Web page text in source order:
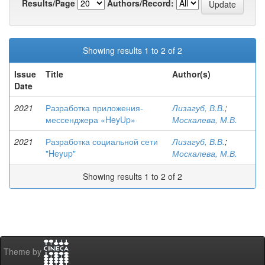
Results/Page
Authors/Record:
Showing results 1 to 2 of 2
Issue
Date
Title Author(s)
2021
Разработка приложения-
мессенджера «HeyUp»
Лизагуб, В.В.;
Москалева, М.В.
2021
Разработка социальной сети
"Heyup"
Лизагуб, В.В.;
Москалева, М.В.
Showing results 1 to 2 of 2
Theme by